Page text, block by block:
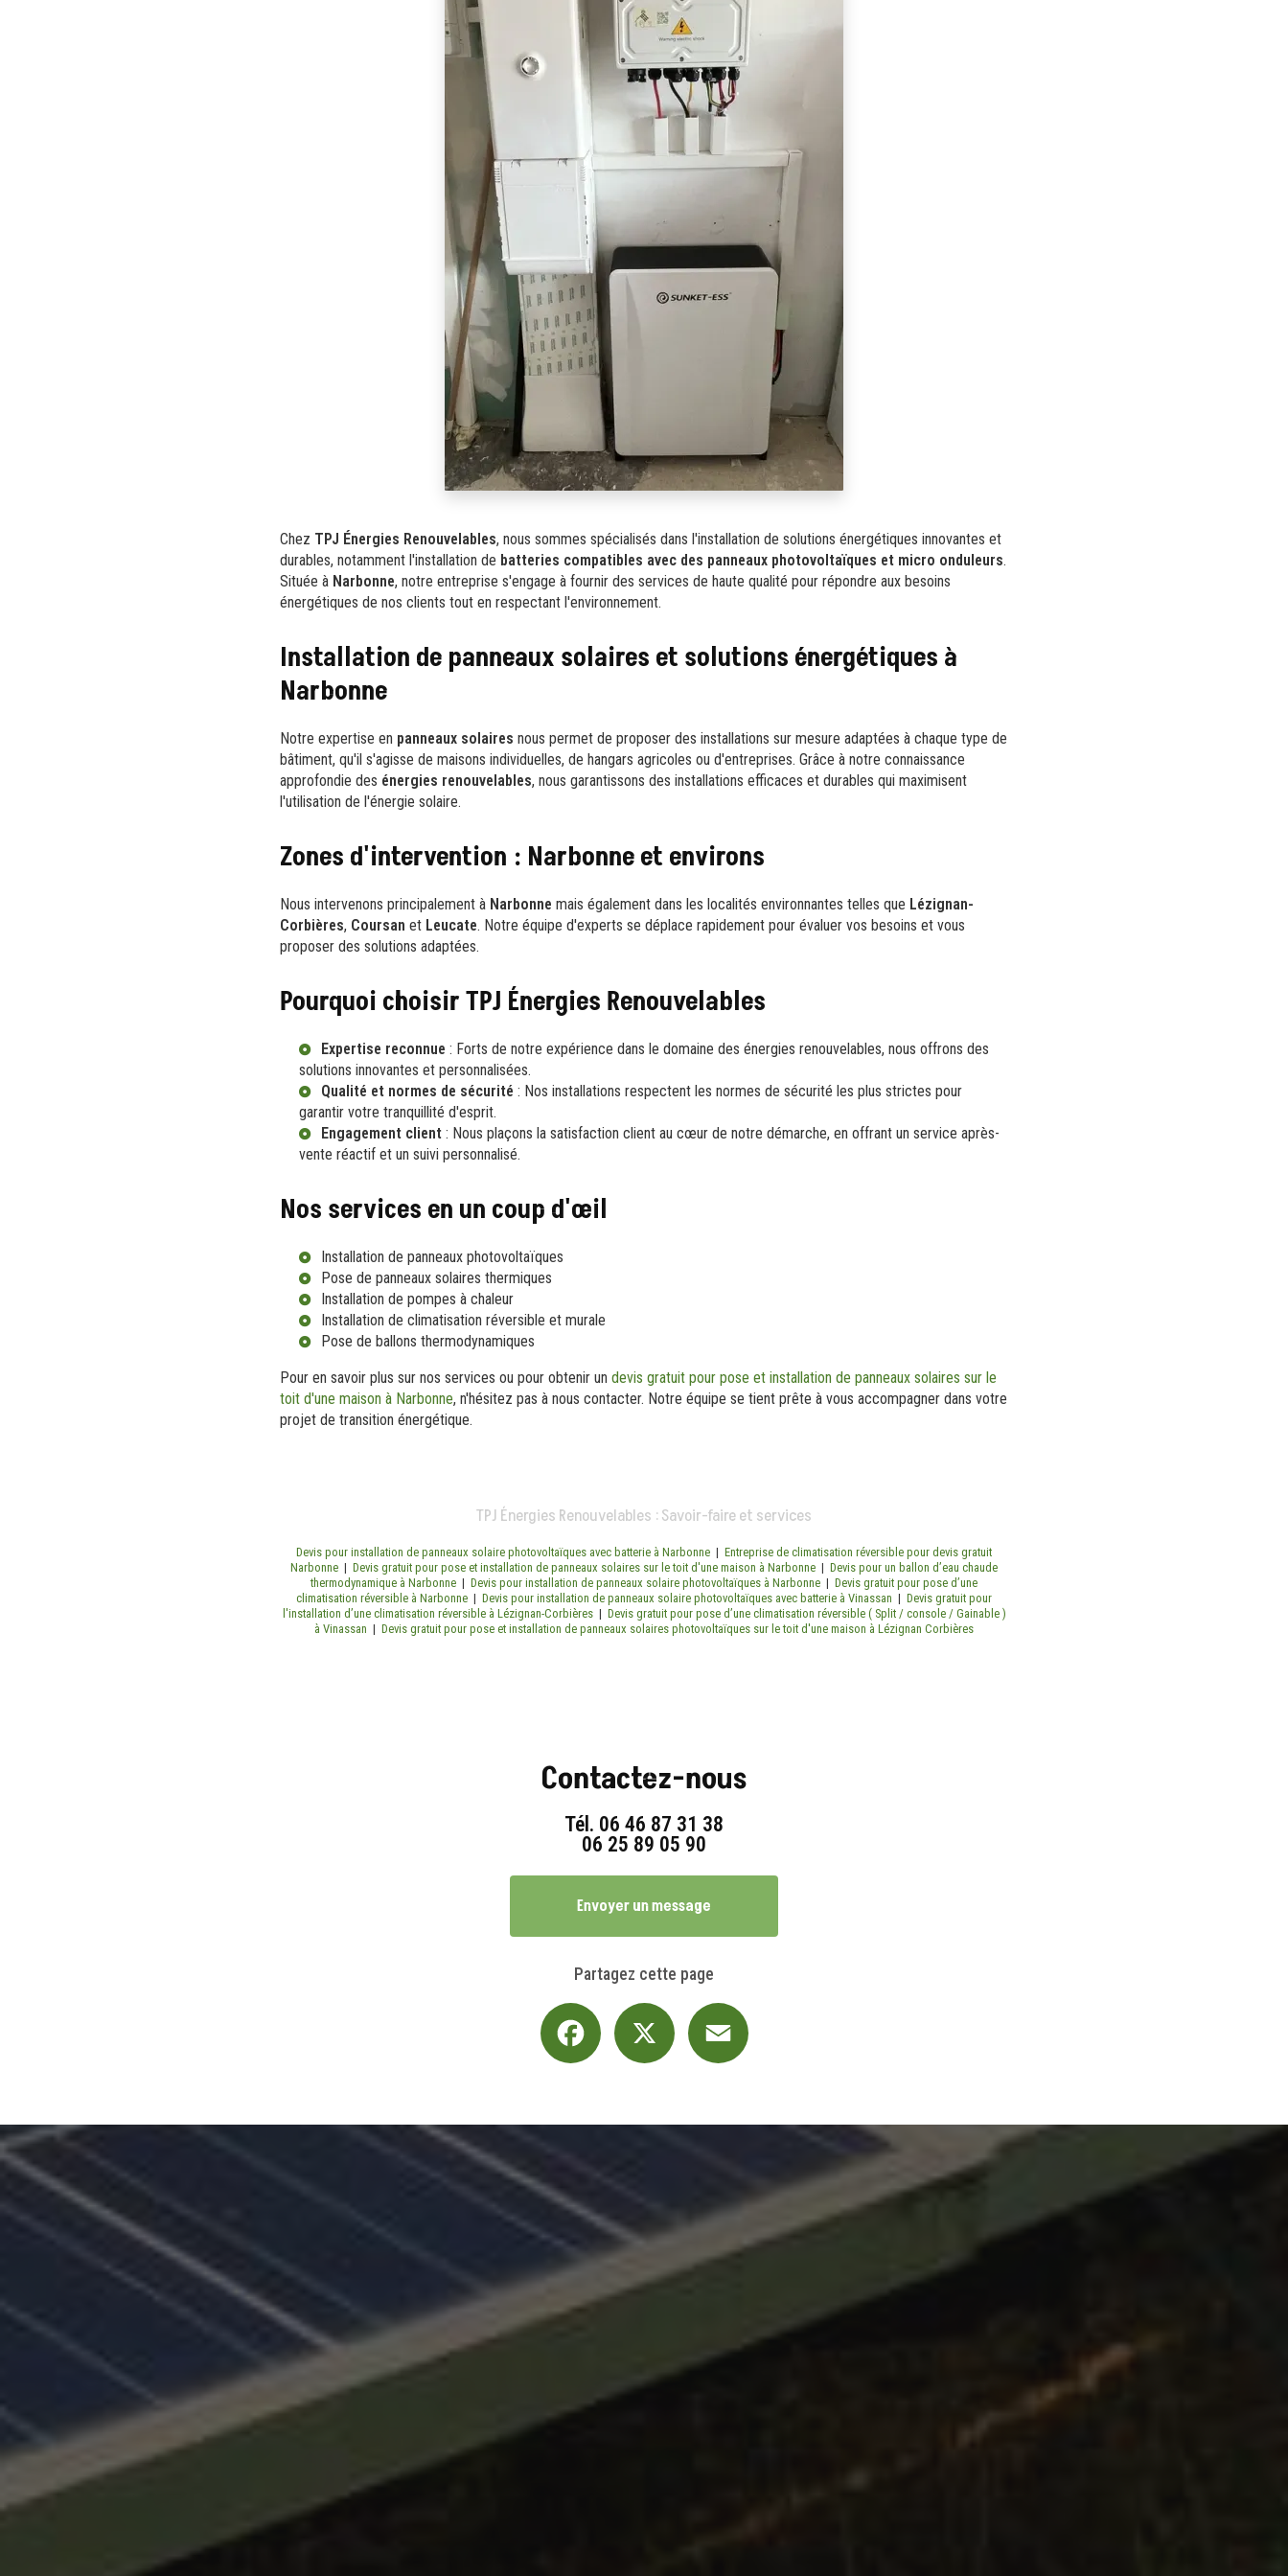
Chez TPJ Énergies Renouvelables, nous sommes spécialisés dans l'installation de solutions énergétiques innovantes et
durables, notamment l'installation de batteries compatibles avec des panneaux photovoltaïques et micro onduleurs.
Située à Narbonne, notre entreprise s'engage à fournir des services de haute qualité pour répondre aux besoins
énergétiques de nos clients tout en respectant l'environnement.
Installation de panneaux solaires et solutions énergétiques à
Narbonne
Notre expertise en panneaux solaires nous permet de proposer des installations sur mesure adaptées à chaque type de
bâtiment, qu'il s'agisse de maisons individuelles, de hangars agricoles ou d'entreprises. Grâce à notre connaissance
approfondie des énergies renouvelables, nous garantissons des installations efficaces et durables qui maximisent
l'utilisation de l'énergie solaire.
Zones d'intervention : Narbonne et environs
Nous intervenons principalement à Narbonne mais également dans les localités environnantes telles que Lézignan-
Corbières, Coursan et Leucate. Notre équipe d'experts se déplace rapidement pour évaluer vos besoins et vous
proposer des solutions adaptées.
Pourquoi choisir TPJ Énergies Renouvelables
Expertise reconnue : Forts de notre expérience dans le domaine des énergies renouvelables, nous offrons des
solutions innovantes et personnalisées.
Qualité et normes de sécurité : Nos installations respectent les normes de sécurité les plus strictes pour
garantir votre tranquillité d'esprit.
Engagement client : Nous plaçons la satisfaction client au cœur de notre démarche, en offrant un service après-
vente réactif et un suivi personnalisé.
Nos services en un coup d'œil
Installation de panneaux photovoltaïques
Pose de panneaux solaires thermiques
Installation de pompes à chaleur
Installation de climatisation réversible et murale
Pose de ballons thermodynamiques
Pour en savoir plus sur nos services ou pour obtenir un devis gratuit pour pose et installation de panneaux solaires sur le
toit d'une maison à Narbonne, n'hésitez pas à nous contacter. Notre équipe se tient prête à vous accompagner dans votre
projet de transition énergétique.
TPJ Énergies Renouvelables : Savoir-faire et services
Devis pour installation de panneaux solaire photovoltaïques avec batterie à Narbonne | Entreprise de climatisation réversible pour devis gratuit
Narbonne | Devis gratuit pour pose et installation de panneaux solaires sur le toit d'une maison à Narbonne | Devis pour un ballon d’eau chaude
thermodynamique à Narbonne | Devis pour installation de panneaux solaire photovoltaïques à Narbonne | Devis gratuit pour pose d’une
climatisation réversible à Narbonne | Devis pour installation de panneaux solaire photovoltaïques avec batterie à Vinassan | Devis gratuit pour
l'installation d’une climatisation réversible à Lézignan-Corbières | Devis gratuit pour pose d’une climatisation réversible ( Split / console / Gainable )
à Vinassan | Devis gratuit pour pose et installation de panneaux solaires photovoltaïques sur le toit d'une maison à Lézignan Corbières
Contactez-nous
Tél. 06 46 87 31 38
06 25 89 05 90
Envoyer un message
Partagez cette page
Facebook